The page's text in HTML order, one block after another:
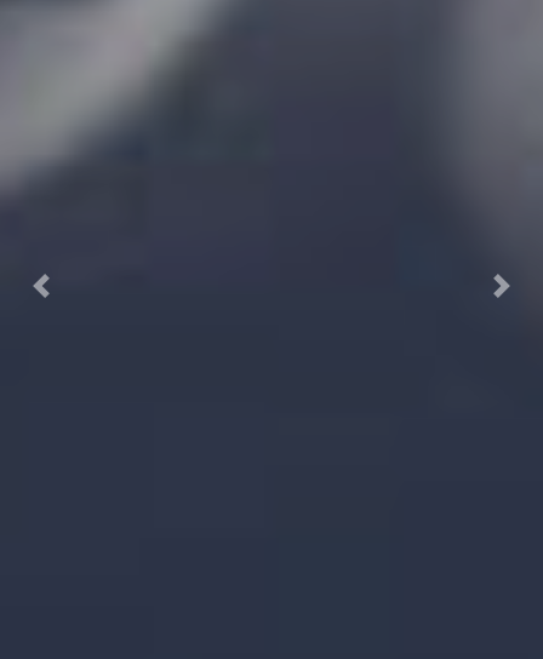
Previous Next